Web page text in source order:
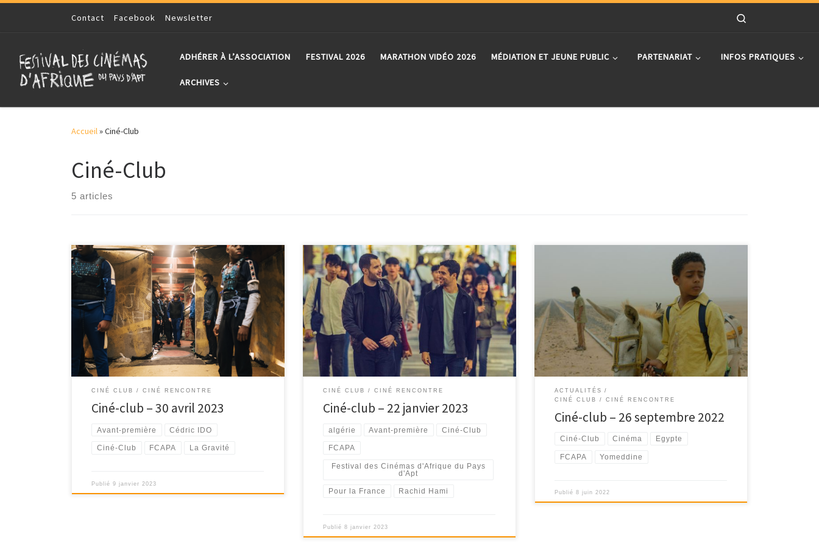
Skip to contentContact Facebook Newsletter
ADHÉRER À L’ASSOCIATION FESTIVAL 2026 MARATHON VIDÉO 2026 MÉDIATION ET JEUNE PUBLIC PARTENARIAT INFOS PRATIQUES
ARCHIVES
Accueil»Ciné-Club
Ciné-Club
5 articles
Avant-première « La Gravité » en présence du
réalisateur Cédric IDO, le dimanche 30 avril 2023 à
18h30
CINÉ CLUB / CINÉ RENCONTRE
Ciné-club – 30 avril 2023
Avant-première Cédric IDO
Ciné-Club FCAPA La Gravité
Publié9 janvier 2023
Avant-première « Pour la France » en présence du
réalisateur Rachid Hami, le dimanche 22 janvier 2023 à
16h00
CINÉ CLUB / CINÉ RENCONTRE
Ciné-club – 22 janvier 2023
algérie Avant-première Ciné-Club
FCAPA
Festival des Cinémas d'Afrique du Pays
d'Apt
Pour la France Rachid Hami
Publié8 janvier 2023
Ciné-Club du FCAPA lundi 26 septembre 2022 au
Cinéma Le César à Apt - 18h30
ACTUALITÉS
CINÉ CLUB / CINÉ RENCONTRE
Ciné-club – 26 septembre 2022
Ciné-Club Cinéma Egypte
FCAPA Yomeddine
Publié8 juin 2022